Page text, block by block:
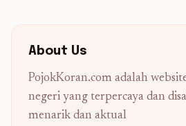
About Us
PojokKoran.com adalah
negeri yang terpercaya dan
menarik dan aktual